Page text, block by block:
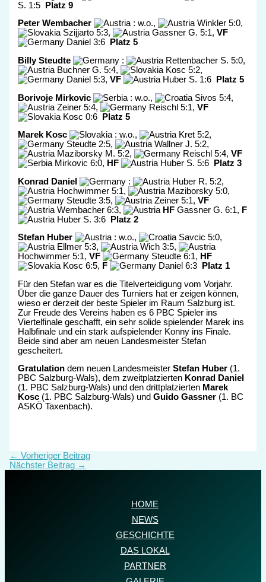
S. 1:5
Platz 9
Peter Wembacher
: w.o.,
Winkler 5:0,
Szijjarto 5:3,
Gassner G. 5:1,VF
Daniel 3:6
Platz 5
Billy Steudte
:
Rettenbacher S. 5:0,
Buchner G. 5:4,
Kosc 5:2,
Daniel 5:3,VF Huber S. 1:6
Platz 5
Borivoje Mirkovic
: w.o.,
Sivos 5:4,
Zeiner 5:4,
Reischl 5:1,VF
Kosc 0:6 Platz 5
Marek Kosc
: w.o.,
Kret 5:2,
Steudte 2:5,
Wallner J. 5:2,
Maziborsky M. 5:2,
Reischl 5:4,VF
Mirkovic 6:0, HF Huber S. 5:6
Platz 3
Konrad Daniel
:
Huber R. 5:2,
Hochwimmer 5:1,
Maziborsky 5:0,
Steudte 3:5,
Zeiner 5:1,VF
Wembacher 6:3,
HF Gassner G. 6:1, F
Huber S. 3:6
Platz 2
Stefan Huber
: w.o.,
Savcic 5:0,
Ellmer 5:3,
Wich 3:5,
Hochwimmer 5:1,VF Steudte 6:1, HF
Kosc 6:5, F Daniel 6:3
Platz 1
Für den Stefan war es die Titelverteidigung vom Vorjahr.
Über die ganze Dauer des Turniers hat er zeigen können,
wieso er derzeit der beste Spieler im Raum Salzburg ist.
Zur Freude des Vereins haben es 6 PBC Spieler ins
Viertelfinale geschafft, ein sehr solide spielender Marek ins
Halbfinale und ein stark aufspielender Konny ins Finale.
Beide sind aber am neuen Landesmeister Stefan
gescheitert.
Gratulation dem neuen LandesmeisterStefan Huber (1.
PBC Salzburg-Wals), dem zweitplatzierten Konrad Daniel
(1. PBC Salzburg-Wals) und den drittplatzierten Marek
Kosc (1. PBC Salzburg-Wals) undGuido Gassner (1. BC
ASKÖ Taxenbach).
← Vorheriger Beitrag
Nächster Beitrag →
HOME
NEWS
GESCHICHTE
DAS LOKAL
PARTNER